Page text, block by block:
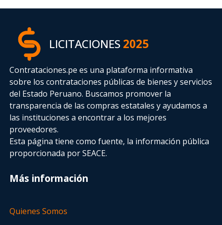
LICITACIONES2025
Contrataciones.pe es una plataforma informativa
sobre los contrataciones públicas de bienes y servicios
del Estado Peruano. Buscamos promover la
transparencia de las compras estatalesy ayudamos a
las instituciones a encontrar a los mejores
proveedores.
Esta página tiene como fuente, la información pública
proporcionada por SEACE.
Más información
Quienes Somos